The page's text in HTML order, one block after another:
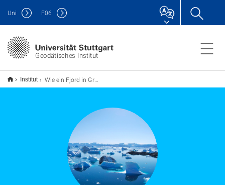
Geodätisches Institut
Uni F06
Institut Wie ein Fjord in Grönland ein globales seismisches Signal erzeugte